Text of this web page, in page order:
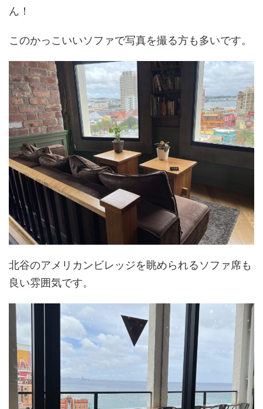
ん！
このかっこいいソファで写真を撮る方も多いです。
北谷のアメリカンビレッジを眺められるソファ席も
良い雰囲気です。